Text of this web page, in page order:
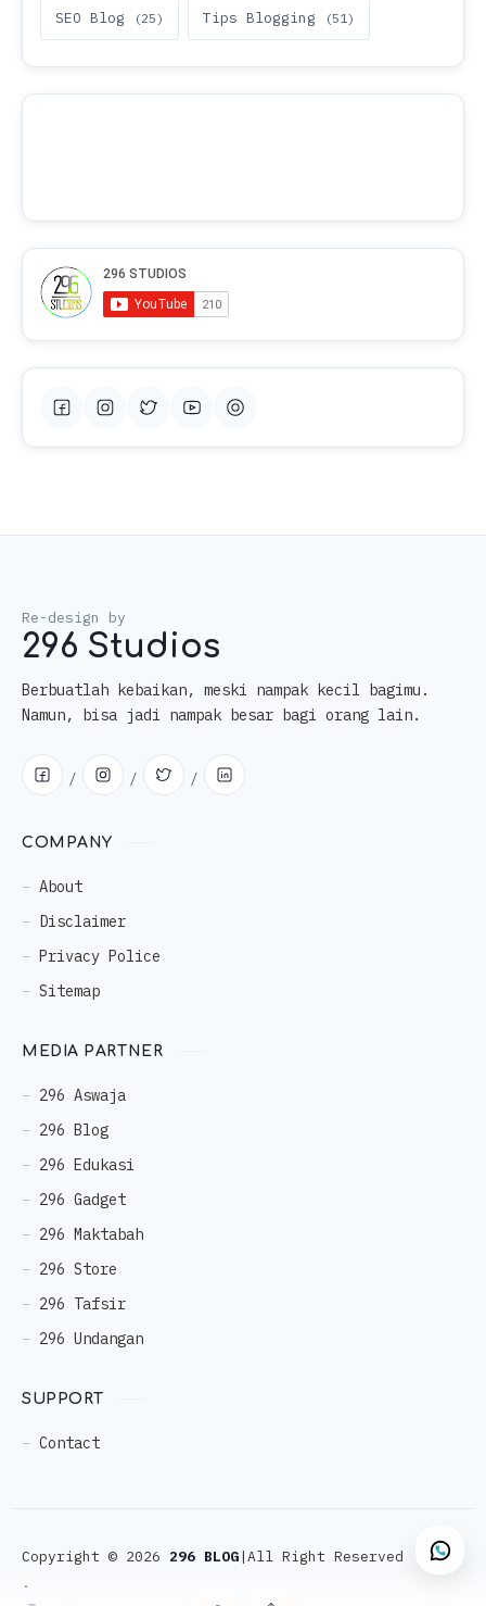
SEO Blog Tips Blogging
296 Studios
Berbuatlah kebaikan, meski nampak kecil bagimu.
Namun, bisa jadi nampak besar bagi orang lain.
COMPANY
About
Disclaimer
Privacy Police
Sitemap
MEDIA PARTNER
296 Aswaja
296 Blog
296 Edukasi
296 Gadget
296 Maktabah
296 Store
296 Tafsir
296 Undangan
SUPPORT
Contact
Copyright © 2026 296 BLOG|All Right Reserved
.